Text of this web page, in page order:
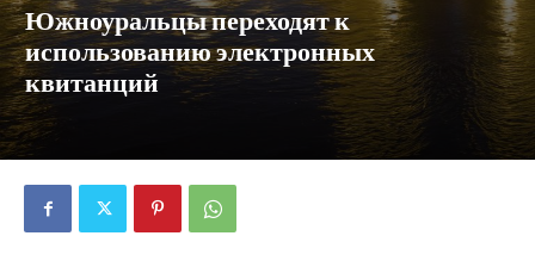
Южноуральцы переходят к
использованию электронных
квитанций